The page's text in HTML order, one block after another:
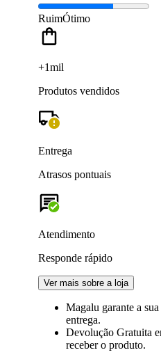
RuimÓtimo
+1mil
Produtos vendidos
Entrega
Atrasos pontuais
Atendimento
Responde rápido
Ver mais sobre a loja
Magalu garante a
entrega.
Devolução Gratuita
receber o produto.